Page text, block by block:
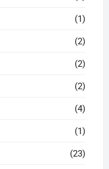
(1)
(2)
(2)
(2)
(4)
(1)
(23)